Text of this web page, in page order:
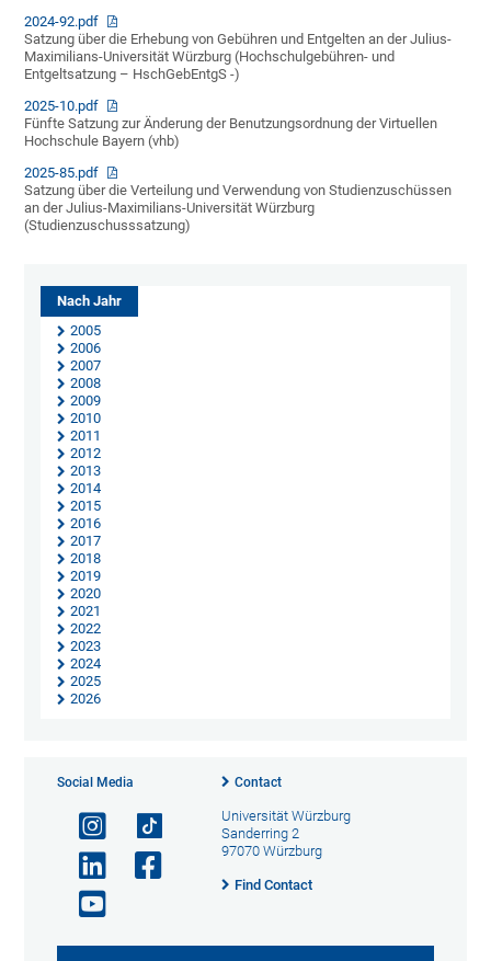
2024-92.pdf
Satzung über die Erhebung von Gebühren und Entgelten an der Julius-
Maximilians-Universität Würzburg (Hochschulgebühren- und
Entgeltsatzung – HschGebEntgS -)
2025-10.pdf
Fünfte Satzung zur Änderung der Benutzungsordnung der Virtuellen
Hochschule Bayern (vhb)
2025-85.pdf
Satzung über die Verteilung und Verwendung von Studienzuschüssen
an der Julius-Maximilians-Universität Würzburg
(Studienzuschusssatzung)
Nach Jahr
2005
2006
2007
2008
2009
2010
2011
2012
2013
2014
2015
2016
2017
2018
2019
2020
2021
2022
2023
2024
2025
2026
Social Media Contact
Universität Würzburg
Sanderring 2
97070 Würzburg
Find Contact